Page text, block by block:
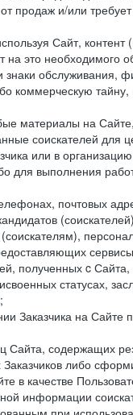
продаж и/или
Сайт,
на это
знаки
тайну,
материалы на
соискателей для
или в
для выполнения
почтовых
полученных c
статусах,
Заказчика на Сайте
Сайта, содержащих
либо
в качестве
информации